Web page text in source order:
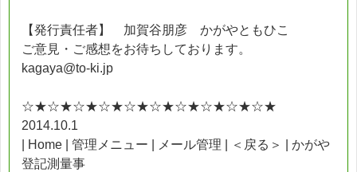
【発行責任者】 加賀谷朋彦 かがやともひこ
ご意見・ご感想をお待ちしております。
kagaya@to-ki.jp
☆★☆★☆★☆★☆★☆★☆★☆★☆★☆★
2014.10.1
| Home | 管理メニュー | メール管理 | ＜戻る＞ | かがや
登記測量事